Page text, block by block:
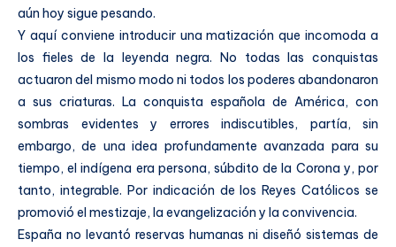
aún hoy sigue pesando.
Y aquí conviene introducir una matización que incomoda a
los fieles de la leyenda negra. No todas las conquistas
actuaron del mismo modo ni todos los poderes abandonaron
a sus criaturas. La conquista española de América, con
sombras evidentes y errores indiscutibles, partía, sin
embargo, de una idea profundamente avanzada para su
tiempo, el indígena era persona, súbdito de la Corona y, por
tanto, integrable. Por indicación de los Reyes Católicos se
promovió el mestizaje, la evangelización y la convivencia.
España no levantó reservas humanas ni diseñó sistemas de